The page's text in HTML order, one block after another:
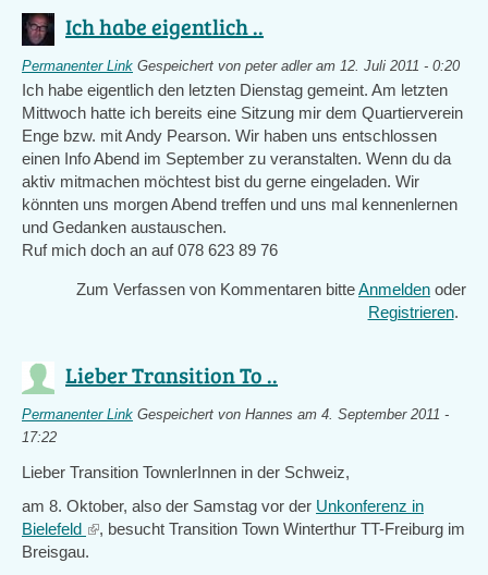
Ich habe eigentlich ..
Permanenter Link Gespeichert von peter adleram 12. Juli 2011 - 0:20
Ich habe eigentlich den letzten Dienstag gemeint. Am letzten
Mittwoch hatte ich bereits eine Sitzung mir dem Quartierverein
Enge bzw. mit Andy Pearson. Wir haben uns entschlossen
einen Info Abend im September zu veranstalten. Wenn du da
aktiv mitmachen möchtest bist du gerne eingeladen. Wir
könnten uns morgen Abend treffen und uns mal kennenlernen
und Gedanken austauschen.
Ruf mich doch an auf 078 623 89 76
Zum Verfassen von Kommentaren bitteAnmelden oder
Registrieren.
Lieber Transition To ..
Permanenter Link Gespeichert von Hannes am 4. September 2011 -
17:22
Lieber Transition TownlerInnen in der Schweiz,
am 8. Oktober, also der Samstag vor der Unkonferenz in
Bielefeld (link
is
, besucht Transition Town Winterthur TT-Freiburg im
Breisgau.